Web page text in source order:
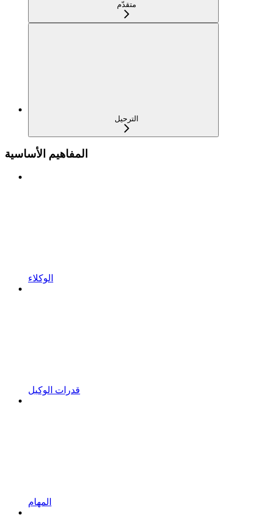
متقدّم
الترحيل
المفاهيم الأساسية
الوكلاء
قدرات الوكيل
المهام